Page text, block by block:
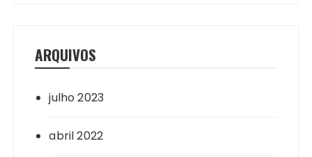
ARQUIVOS
julho 2023
abril 2022